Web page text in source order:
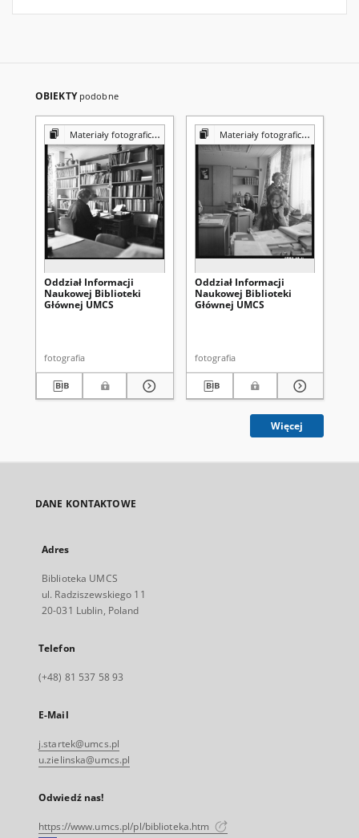
OBIEKTY podobne
Materiały fotograficzne z Pracowni Reprografii Biblioteki UMCS
Oddział Informacji
Naukowej Biblioteki
Głównej UMCS
fotografia
Materiały fotograficzne z Pracowni Reprografii Biblioteki UMCS
Oddział Informacji
Naukowej Biblioteki
Głównej UMCS
fotografia
Więcej
DANE KONTAKTOWE
Adres
Biblioteka UMCS
ul. Radziszewskiego 11
20-031 Lublin, Poland
Telefon
(+48) 81 537 58 93
E-Mail
j.startek@umcs.pl
u.zielinska@umcs.pl
Odwiedź nas!
https://www.umcs.pl/pl/biblioteka.htm